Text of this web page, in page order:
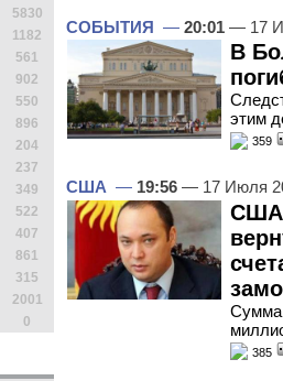
5830
1182
561
902
550
896
204
237
349
522
407
861
315
2001
0
СОБЫТИЯ — 20:01 — 17
В
этим
359
США — 19:56 — 17 Июля
США
Сумма
385